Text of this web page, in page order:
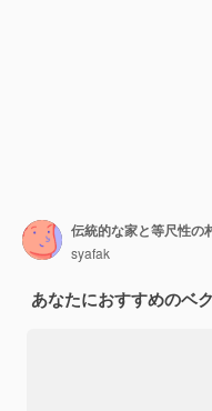
伝統的な家と等尺性の
syafak
あなたにおすすめのベ